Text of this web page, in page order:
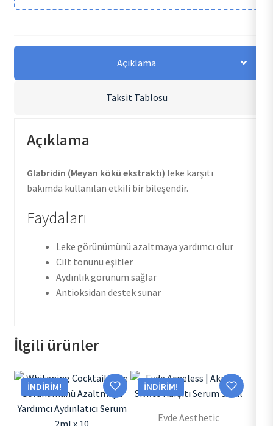
Açıklama
Taksit Tablosu
Açıklama
Glabridin (Meyan kökü ekstraktı) leke karşıtı
bakımda kullanılan etkili bir bileşendir.
Faydaları
Leke görünümünü azaltmaya yardımcı olur
Cilt tonunu eşitler
Aydınlık görünüm sağlar
Antioksidan destek sunar
İlgili ürünler
İNDIRIM!
Evde Aesthetic
İNDIRIM!